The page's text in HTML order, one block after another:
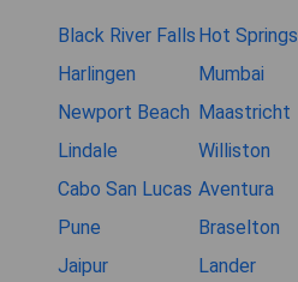
Black River Falls Hot Springs
Harlingen
Mumbai
Newport Beach Maastricht
Lindale
Williston
Cabo San Lucas Aventura
Pune
Braselton
Jaipur
Lander